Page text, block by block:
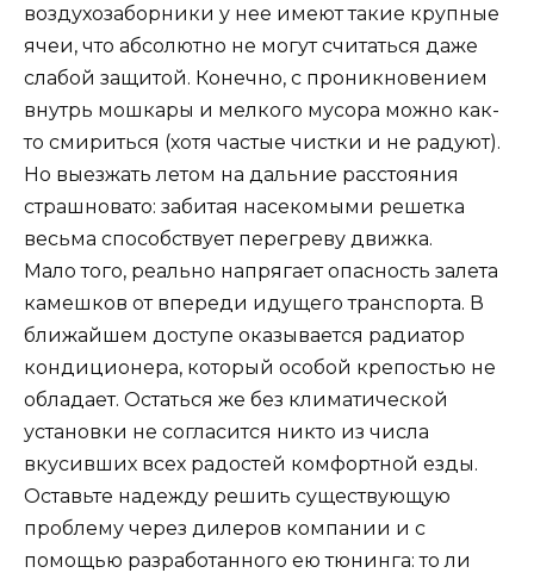
воздухозаборники у нее имеют такие крупные
ячеи, что абсолютно не могут считаться даже
слабой защитой. Конечно, с проникновением
внутрь мошкары и мелкого мусора можно как-
то смириться (хотя частые чистки и не радуют).
Но выезжать летом на дальние расстояния
страшновато: забитая насекомыми решетка
весьма способствует перегреву движка.
Мало того, реально напрягает опасность залета
камешков от впереди идущего транспорта. В
ближайшем доступе оказывается радиатор
кондиционера, который особой крепостью не
обладает. Остаться же без климатической
установки не согласится никто из числа
вкусивших всех радостей комфортной езды.
Оставьте надежду решить существующую
проблему через дилеров компании и с
помощью разработанного ею тюнинга: то ли